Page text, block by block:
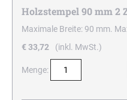
Holzstempel 90 mm 2
Maximale Breite: 90 mm.
€ 33,72
(inkl. MwSt.)
Menge: